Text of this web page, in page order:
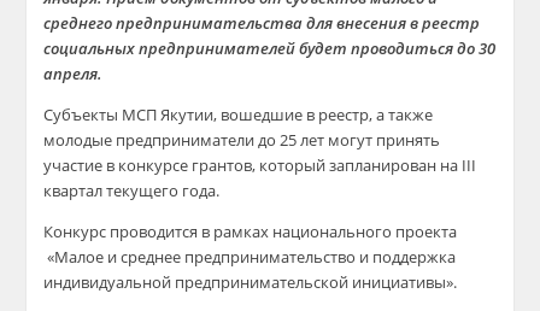
среднего предпринимательства для внесения в реестр
социальных предпринимателей будет проводиться до 30
апреля.
Субъекты МСП Якутии, вошедшие в реестр, а также
молодые предприниматели до 25 лет могут принять
участие в конкурсе грантов, который запланирован на III
квартал текущего года.
Конкурс проводится в рамках национального проекта
«Малое и среднее предпринимательство и поддержка
индивидуальной предпринимательской инициативы».